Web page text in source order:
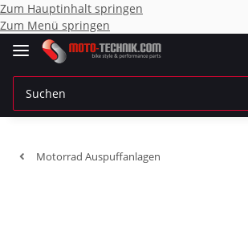
Zum Hauptinhalt springen
Zum Menü springen
Motorrad Auspuffanlagen